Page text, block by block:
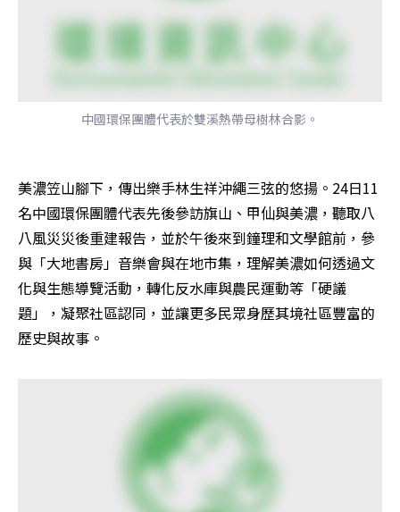
中國環保團體代表於雙溪熱帶母樹林合影。
美濃笠山腳下，傳出樂手林生祥沖繩三弦的悠揚。24日11
名中國環保團體代表先後參訪旗山、甲仙與美濃，聽取八
八風災災後重建報告，並於午後來到鐘理和文學館前，參
與「大地書房」音樂會與在地市集，理解美濃如何透過文
化與生態導覽活動，轉化反水庫與農民運動等「硬議
題」，凝聚社區認同，並讓更多民眾身歷其境社區豐富的
歷史與故事。